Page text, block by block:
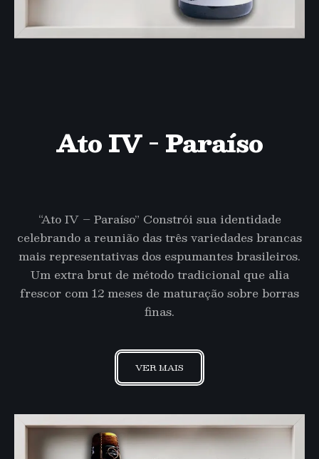
Ato IV - Paraíso
“Ato IV – Paraíso” Constrói sua identidade
celebrando a reunião das três variedades brancas
mais representativas dos espumantes brasileiros.
Um extra brut de método tradicional que alia
frescor com 12 meses de maturação sobre borras
finas.
VER MAIS